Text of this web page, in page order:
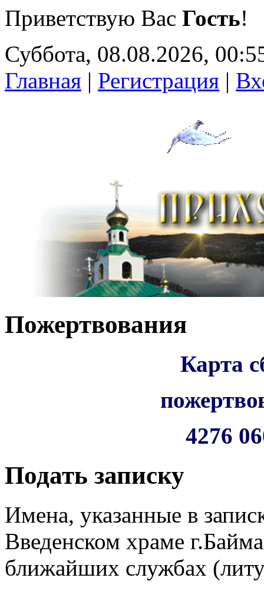
Приветствую Вас Гость!
Суббота, 08.08.2026,
Главная | Регистрация |
Пожертвования
Карта
4276
Подать записку
Имена, указанные в
Введенском храме
ближайших службах